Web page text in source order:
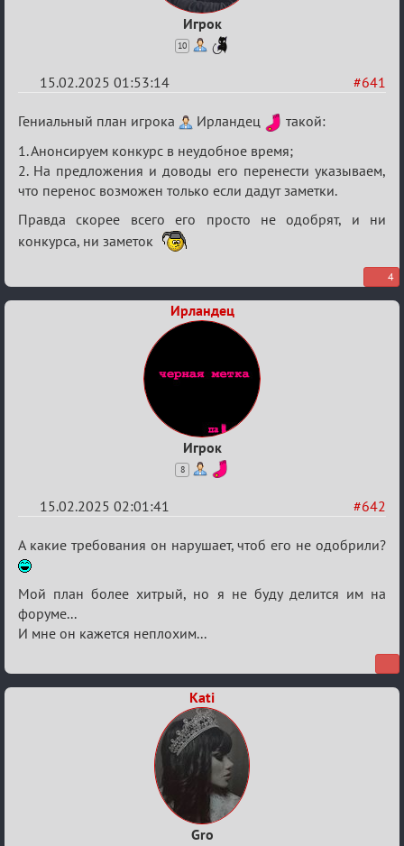
Игрок
10
#641
15.02.2025 01:53:14
Re:
Кровавая
жатва
Гениальный план игрока Ирландец
такой:
1. Анонсируем конкурс в неудобное время;
2. На предложения и доводы его перенести указываем,
что перенос возможен только если дадут заметки.
Правда скорее всего его просто не одобрят, и ни
конкурса, ни заметок
4
Ирландец
Игрок
8
#642
15.02.2025 02:01:41
Re:
Кровавая
жатва
А какие требования он нарушает, чтоб его не одобрили?
Мой план более хитрый, но я не буду делится им на
форуме...
И мне он кажется неплохим...
Kati
Gro